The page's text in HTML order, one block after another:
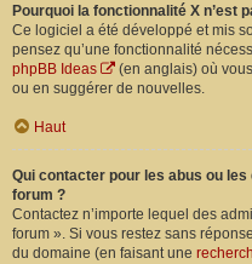
Pourquoi la fonctionnalité X n’est
Ce logiciel a été développé et mis
pensez qu’une fonctionnalité
phpBB Ideas
(en anglais) où
ou en suggérer de nouvelles.
Haut
Qui contacter pour les abus ou
forum ?
Contactez n’importe lequel des
forum ». Si vous restez sans
du domaine (en faisant une